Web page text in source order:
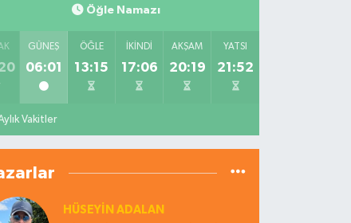
Öğle Namazı
GÜNEŞ
06:01
ÖĞLE
13:15
İKINDI
17:06
AKŞAM
20:19
YATSI
21:52
Vakitler
HÜSEYIN ADALAN